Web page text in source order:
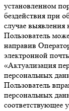
установленном
бездействия при
случае выявления
Пользователь
направив
электронной
«Актуализация
персональных
Пользователь
персональных
соответствующее